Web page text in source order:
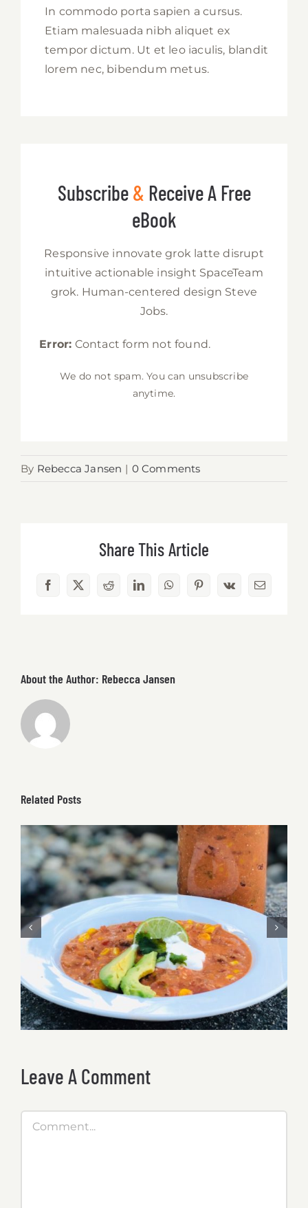
In commodo porta sapien a cursus.
Etiam malesuada nibh aliquet ex
tempor dictum. Ut et leo iaculis, blandit
lorem nec, bibendum metus.
Subscribe& Receive A Free
eBook
Responsive innovate grok latte disrupt
intuitive actionable insight SpaceTeam
grok. Human-centered design Steve
Jobs.
Error: Contact form not found.
We do not spam. You can unsubscribe
anytime.
By Rebecca Jansen | 0 Comments
Share This Article
Facebook
X RedditLinkedInWhatsAppPinterest
Vk Email
About the Author: Rebecca Jansen
Related Posts
Cheesy Comfort Chili
Leave A Comment